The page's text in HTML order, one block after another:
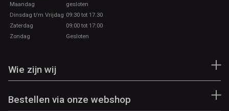
Maandag
gesloten
Dinsdag t/m Vrijdag 09:30 tot 17.30
Zaterdag
09:00 tot 17:00
Zondag
Gesloten
Wie zijn wij
Bestellen via onze webshop